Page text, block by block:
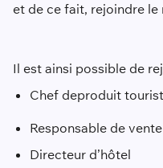
et de ce fait, rejoindre le
Il est ainsi possible de
Chef deproduit
Responsable de
Directeur d’hôtel